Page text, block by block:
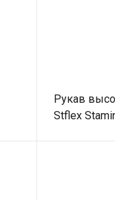
Рукав
Stflex